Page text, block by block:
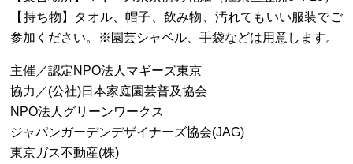
【持ち物】タオル、帽子、飲み物、汚れてもいい服装でご
参加ください。※園芸シャベル、手袋などは用意します。
主催／認定NPO法人マギーズ東京
協力／(公社)日本家庭園芸普及協会
NPO法人グリーンワークス
ジャパンガーデンデザイナーズ協会(JAG)
東京ガス不動産(株)